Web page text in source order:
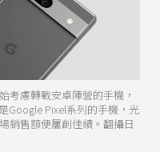
考慮轉戰安卓陣營的手機，
Google Pixel系列的手機，光
銷售額便屢創佳績。翻攝日